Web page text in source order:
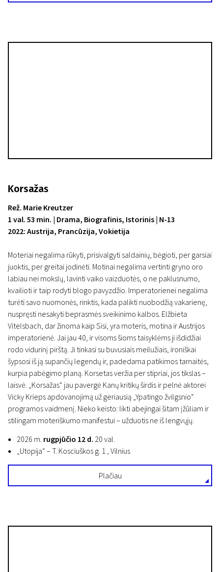
Korsažas
Rež. Marie Kreutzer
1 val. 53 min. | Drama, Biografinis, Istorinis | N-13
2022: Austrija, Prancūzija, Vokietija
Moteriai negalima rūkyti, prisivalgyti saldainių, bėgioti, per garsiai
juoktis, per greitai jodinėti. Motinai negalima vertinti gryno oro
labiau nei mokslų, lavinti vaiko vaizduotės, o ne paklusnumo,
kvailioti ir taip rodyti blogo pavyzdžio. Imperatorienei negalima
turėti savo nuomonės, rinktis, kada palikti nuobodžią vakarienę,
nuspręsti nesakyti beprasmės sveikinimo kalbos. Elžbieta
Vitelsbach, dar žinoma kaip Sisi, yra moteris, motina ir Austrijos
imperatorienė. Jai jau 40, ir visoms šioms taisyklėms ji išdidžiai
rodo vidurinį pirštą. Ji tinkasi su buvusiais meilužiais, ironiškai
šypsosi iš ją supančių legendų ir, padedama patikimos tarnaitės,
kurpia pabėgimo planą. Korsetas veržia per stipriai, jos tikslas –
laisvė. „Korsažas“ jau pavergė Kanų kritikų širdis ir pelnė aktorei
Vicky Krieps apdovanojimą už geriausią „Ypatingo žvilgsnio“
programos vaidmenį. Nieko keisto: likti abejingai šitam įžūliam ir
stilingam moteriškumo manifestui – užduotis ne iš lengvųjų.
2026 m. rugpjūčio 12 d. 20 val.
„Utopija“ – T. Kosciuškos g. 1 , Vilnius
Plačiau